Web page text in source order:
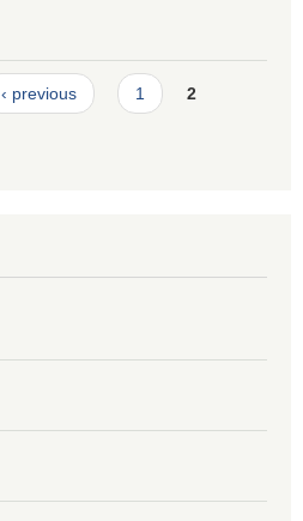
‹ previous 1 2